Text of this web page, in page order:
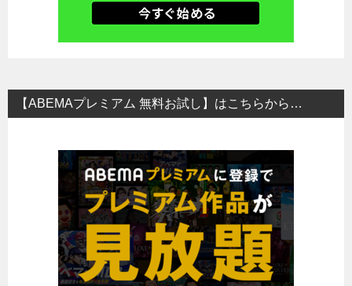
【ABEMAプレミアム 無料お試し】はこちらから…